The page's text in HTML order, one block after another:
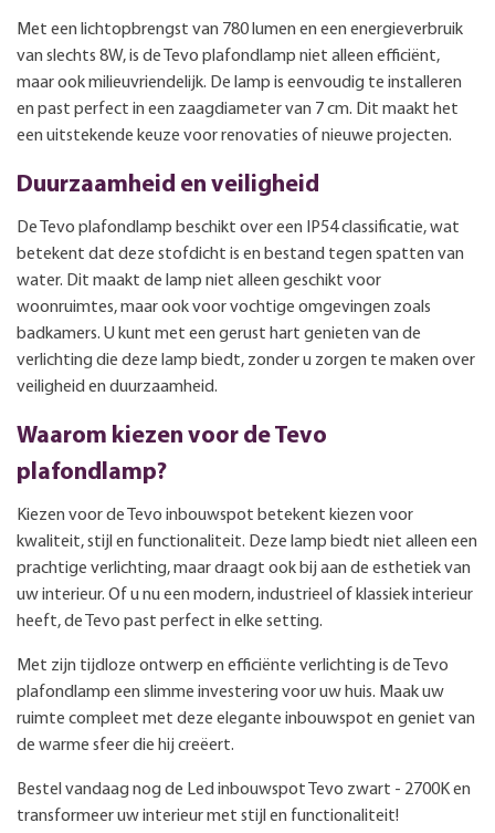
Met een lichtopbrengst van 780 lumen en een energieverbruik
van slechts 8W, is de Tevo plafondlamp niet alleen efficiënt,
maar ook milieuvriendelijk. De lamp is eenvoudig te installeren
en past perfect in een zaagdiameter van 7 cm. Dit maakt het
een uitstekende keuze voor renovaties of nieuwe projecten.
Duurzaamheid en veiligheid
De Tevo plafondlamp beschikt over een IP54 classificatie, wat
betekent dat deze stofdicht is en bestand tegen spatten van
water. Dit maakt de lamp niet alleen geschikt voor
woonruimtes, maar ook voor vochtige omgevingen zoals
badkamers. U kunt met een gerust hart genieten van de
verlichting die deze lamp biedt, zonder u zorgen te maken over
veiligheid en duurzaamheid.
Waarom kiezen voor de Tevo
plafondlamp?
Kiezen voor de Tevo inbouwspot betekent kiezen voor
kwaliteit, stijl en functionaliteit. Deze lamp biedt niet alleen een
prachtige verlichting, maar draagt ook bij aan de esthetiek van
uw interieur. Of u nu een modern, industrieel of klassiek interieur
heeft, de Tevo past perfect in elke setting.
Met zijn tijdloze ontwerp en efficiënte verlichting is de Tevo
plafondlamp een slimme investering voor uw huis. Maak uw
ruimte compleet met deze elegante inbouwspot en geniet van
de warme sfeer die hij creëert.
Bestel vandaag nog de Led inbouwspot Tevo zwart - 2700K en
transformeer uw interieur met stijl en functionaliteit!